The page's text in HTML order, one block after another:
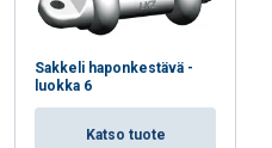
Sakkeli haponkestävä -
luokka 6
Katso tuote